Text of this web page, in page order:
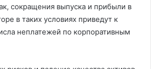
сокращения выпуска и прибыли в
в таких условиях приведут к
неплатежей по корпоративным